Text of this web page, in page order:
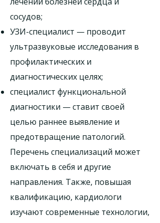
сосудов;
УЗИ-специалист — проводит
ультразвуковые исследования в
профилактических и
диагностических целях;
специалист функциональной
диагностики — ставит своей
целью раннее выявление и
предотвращение патологий.
Перечень специализаций может
включать в себя и другие
направления. Также, повышая
квалификацию, кардиологи
изучают современные технологии,